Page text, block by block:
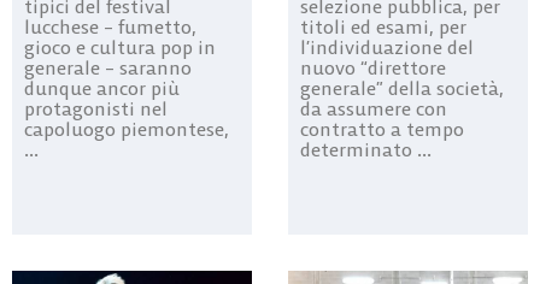
tipici del festival
lucchese – fumetto,
gioco e cultura pop in
generale – saranno
dunque ancor più
protagonisti nel
capoluogo piemontese,
...
selezione pubblica, per
titoli ed esami, per
l’individuazione del
nuovo “direttore
generale” della società,
da assumere con
contratto a tempo
determinato ...